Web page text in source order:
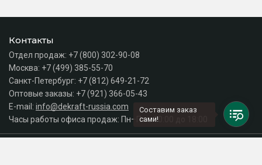
Контакты
Отдел продаж: +7 (800) 302-90-08
Москва: +7 (499) 385-55-70
Санкт-Петербург: +7 (812) 649-21-72
Оптовые заказы: +7 (921) 366-05-43
E-mail: info@dekraft-russia.com
Часы работы офиса продаж: Пн–Пт с 10:00 до 18:00
Составим заказ
сами!